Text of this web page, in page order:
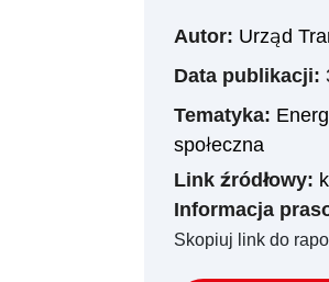
Autor: Urząd
Data publikacji:
Tematyka:
społeczna
Link źródłowy:
Informacja
Skopiuj link do